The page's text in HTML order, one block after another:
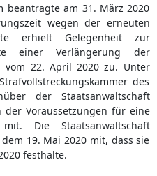
beantragte am 31. März 2020
wegen der erneuten
erhielt Gelegenheit zur
einer Verlängerung der
vom 22. April 2020 zu. Unter
des
der Staatsanwaltschaft
der Voraussetzungen für eine
mit. Die Staatsanwaltschaft
19. Mai 2020 mit, dass sie
festhalte.